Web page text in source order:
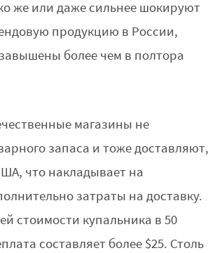
же или даже сильнее шокируют
продукцию в России,
более чем в полтора
магазины не
запаса и тоже доставляют,
что накладывает на
затраты на доставку.
стоимости купальника в 50
составляет более $25. Столь